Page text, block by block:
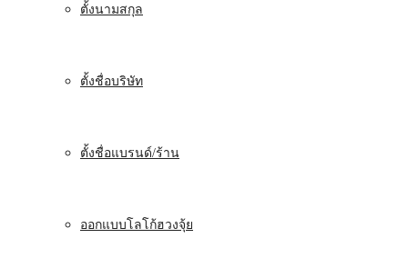
ตั้งนามสกุล
ตั้งชื่อบริษัท
ตั้งชื่อแบรนด์/ร้าน
ออกแบบโลโก้ฮวงจุ้ย